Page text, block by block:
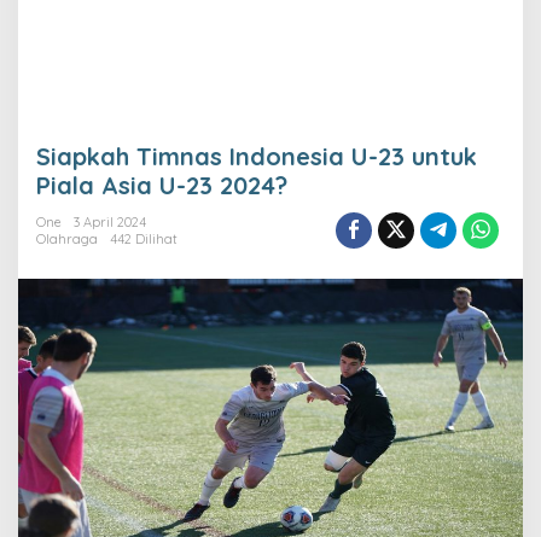
Siapkah Timnas Indonesia U-23 untuk
Piala Asia U-23 2024?
One
3 April 2024
Olahraga
442 Dilihat